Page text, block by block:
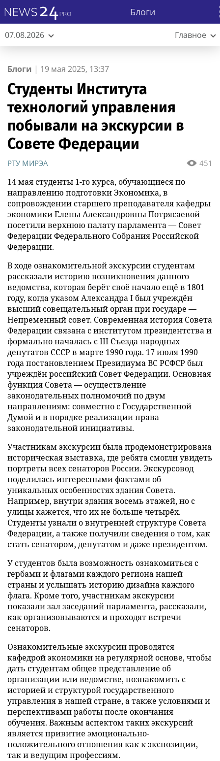
Блоги
07.08.2026 Главное
Блоги | 19 мая 2025, 13:37
Студенты Института
технологий управления
побывали на экскурсии в
Совете Федерации
451
РТУ МИРЭА
14 мая студенты 1-го курса, обучающиеся по
направлению подготовки Экономика, в
сопровождении старшего преподавателя кафедры
экономики Елены Александровны Потрясаевой
посетили верхнюю палату парламента — Совет
Федерации Федерального Собрания Российской
Федерации.
В ходе ознакомительной экскурсии студентам
рассказали историю возникновения данного
ведомства, которая берёт своё начало ещё в 1801
году, когда указом Александра I был учреждён
высший совещательный орган при государе —
Непременный совет. Современная история Совета
Федерации связана с институтом президентства и
формально началась с III Съезда народных
депутатов СССР в марте 1990 года. 17 июля 1990
года постановлением Президиума ВС РСФСР был
учреждён российский Совет Федерации. Основная
функция Совета — осуществление
законодательных полномочий по двум
направлениям: совместно с Государственной
Думой и в порядке реализации права
законодательной инициативы.
Участникам экскурсии была продемонстрирована
историческая выставка, где ребята смогли увидеть
портреты всех сенаторов России. Экскурсовод
поделилась интересными фактами об
уникальных особенностях здания Совета.
Например, внутри здания восемь этажей, но с
улицы кажется, что их не больше четырёх.
Студенты узнали о внутренней структуре Совета
Федерации, а также получили сведения о том, как
стать сенатором, депутатом и даже президентом.
У студентов была возможность ознакомиться с
гербами и флагами каждого региона нашей
страны и услышать историю дизайна каждого
флага. Кроме того, участникам экскурсии
показали зал заседаний парламента, рассказали,
как организовываются и проходят встречи
сенаторов.
Ознакомительные экскурсии проводятся
кафедрой экономики на регулярной основе, чтобы
дать студентам общее представление об
организации или ведомстве, познакомить с
историей и структурой государственного
управления в нашей стране, а также условиями и
перспективами работы после окончания
обучения. Важным аспектом таких экскурсий
является привитие эмоционально-
положительного отношения как к экспозиции,
так и ведущим профессиям.